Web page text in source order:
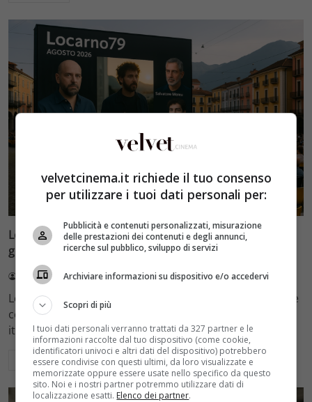
Eventi
Locarno 79, Dario Albertini in Piazza Grande e la nuova
generazione del cinema italiano
Redazione Velvet 4 Agosto 2026
Locarno 79 (agosto 2026) presenta la selezione ufficiale
con Dario Albertini in Piazza Grande e nuovi talenti
italiani come Salvatore Mereu e Giovanni Tort
Leggi di più
velvetcinema.it richiede il tuo consenso
per utilizzare i tuoi dati personali per:
Pubblicità e contenuti personalizzati, misurazione
delle prestazioni dei contenuti e degli annunci,
ricerche sul pubblico, sviluppo di servizi
Archiviare informazioni su dispositivo e/o accedervi
Scopri di più
I tuoi dati personali verranno trattati da 327 partner e le
informazioni raccolte dal tuo dispositivo (come cookie,
identificatori univoci e altri dati del dispositivo) potrebbero
essere condivise con questi ultimi, da loro visualizzate e
memorizzate oppure essere usate nello specifico da questo
sito. Noi e i nostri partner potremmo utilizzare dati di
localizzazione esatti. Elenco dei partner.